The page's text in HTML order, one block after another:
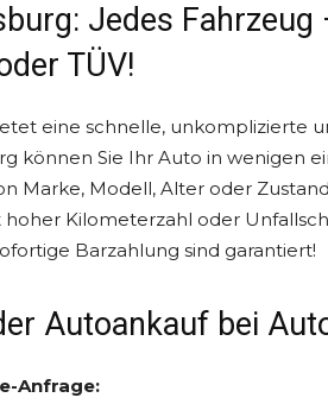
Jedes
TÜV!
eine schnelle, unkomplizierte
können Sie Ihr Auto in wenigen
Marke, Modell, Alter oder
hoher Kilometerzahl oder
Barzahlung sind garantiert!
Autoankauf bei
Anfrage: